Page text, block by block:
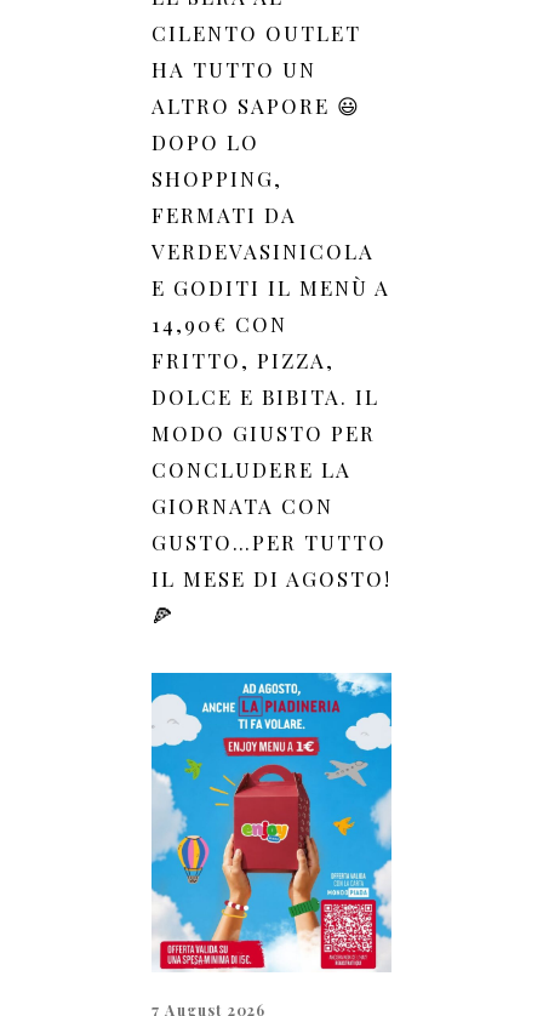
CILENTO OUTLET
HA TUTTO UN
ALTRO SAPORE 😃
DOPO LO
SHOPPING,
FERMATI DA
VERDEVASINICOLA
E GODITI IL MENÙ A
14,90€ CON
FRITTO, PIZZA,
DOLCE E BIBITA. IL
MODO GIUSTO PER
CONCLUDERE LA
GIORNATA CON
GUSTO…PER TUTTO
IL MESE DI AGOSTO!
🍕
7 August 2026